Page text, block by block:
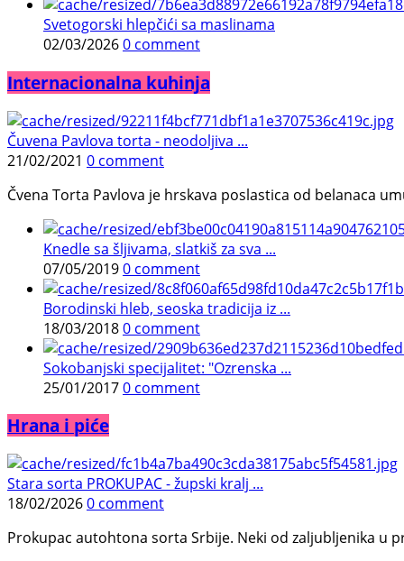
Svetogorski hlepčići sa maslinama
02/03/20260 comment
Internacionalna kuhinja
Čuvena Pavlova torta - neodoljiva ...
21/02/2021 0 comment
Čvena Torta Pavlova je hrskava poslastica od belanaca
Knedle sa šljivama, slatkiš za sva ...
07/05/20190 comment
Borodinski hleb, seoska tradicija iz ...
18/03/20180 comment
Sokobanjski specijalitet: "Ozrenska ...
25/01/20170 comment
Hrana i piće
Stara sorta PROKUPAC - župski kralj ...
18/02/20260 comment
Prokupac autohtona sorta Srbije. Neki od zaljubljenika u